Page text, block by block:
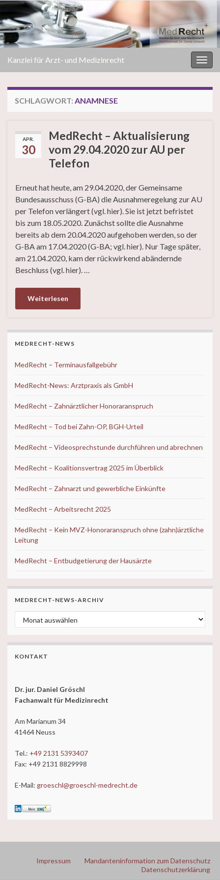
Kanzlei für Arzt- und Medizinrecht
SCHLAGWORT: ANAMNESE
APR.
30
MedRecht – Aktualisierung
vom 29.04.2020 zur AU per
Telefon
Erneut hat heute, am 29.04.2020, der Gemeinsame
Bundesausschuss (G-BA) die Ausnahmeregelung zur AU
per Telefon verlängert (vgl. hier). Sie ist jetzt befristet
bis zum 18.05.2020. Zunächst sollte die Ausnahme
bereits ab dem 20.04.2020 aufgehoben werden, so der
G-BA am 17.04.2020 (G-BA; vgl. hier). Nur Tage später,
am 21.04.2020, kam der rückwirkend abändernde
Beschluss (vgl. hier). …
Weiterlesen
MEDRECHT-NEWS
MedRecht – Terminausfallgebühr
MedRecht-News: Arztpraxis als GmbH
MedRecht – Zahnärztlicher Honoraranspruch
MedRecht – Tod bei Zahn-OP, BGH-Urteil
MedRecht – Videosprechstunde durchführen und abrechnen
MedRecht – Koalitionsvertrag 2025 im Überblick
MedRecht – Zahnarzt und gewerbliche Einkünfte
MedRecht – Arbeitsrecht 2025
MedRecht – Kein MVZ-Honoraranspruch ohne (zahn)ärztliche
Leitung
MedRecht – Entbudgetierung der Hausärzte
MEDRECHT-NEWS-ARCHIV
MedRecht-News-ARCHIV
KONTAKT
Dr. jur. Daniel Gröschl
Fachanwalt für Medizinrecht
Am Marianum 34
41464 Neuss
Tel.: +49 2131 5393407
Fax: +49 2131 8829998
E-Mail: groeschl@groeschl-medrecht.de
Impressum
Mandanteninformation zum Datenschutz
Datenschutzerklärung